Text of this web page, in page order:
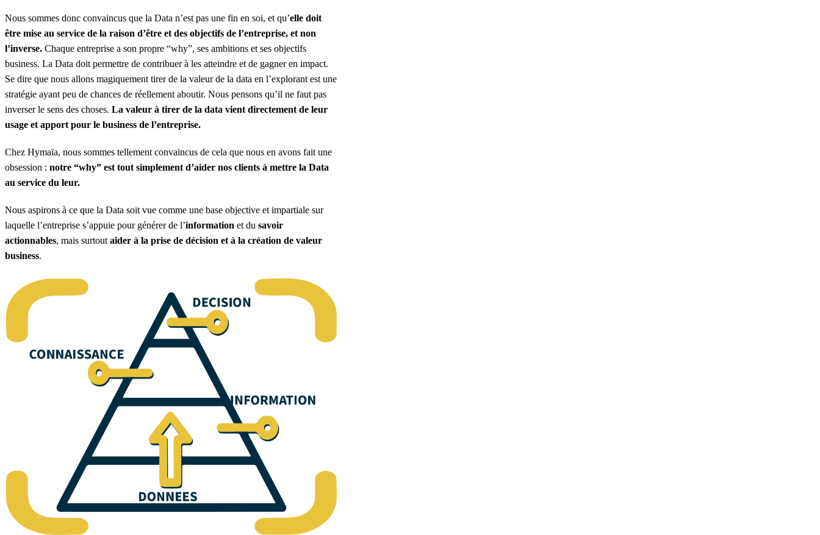
Nous sommes donc convaincus que la Data n’est pas une fin en soi, et qu’elle doit
être mise au service de la raison d’être et des objectifs de l’entreprise, et non
l’inverse. Chaque entreprise a son propre “why”, ses ambitions et ses objectifs
business. La Data doit permettre de contribuer à les atteindre et de gagner en impact.
Se dire que nous allons magiquement tirer de la valeur de la data en l’explorant est une
stratégie ayant peu de chances de réellement aboutir. Nous pensons qu’il ne faut pas
inverser le sens des choses. La valeur à tirer de la data vient directement de leur
usage et apport pour le business de l’entreprise.
Chez Hymaïa, nous sommes tellement convaincus de cela que nous en avons fait une
obsession : notre “why” est tout simplement d’aider nos clients à mettre la Data
au service du leur.
Nous aspirons à ce que la Data soit vue comme une base objective et impartiale sur
laquelle l’entreprise s’appuie pour générer de l’information et du savoir
actionnables, mais surtout aider à la prise de décision et à la création de valeur
business.